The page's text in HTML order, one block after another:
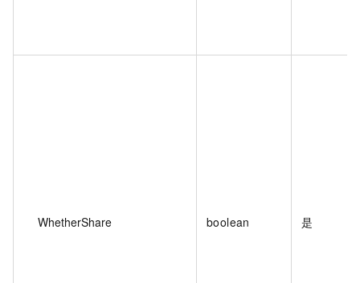
WhetherShare boolean 是